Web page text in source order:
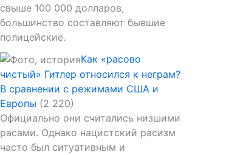
свыше 100 000 долларов,
большинство составляют бывшие
полицейские.
Как «расово
чистый» Гитлер относился к неграм?
В сравнении с режимами США и
Европы (2 220)
Официально они считались низшими
расами. Однако нацистский расизм
часто был ситуативным и